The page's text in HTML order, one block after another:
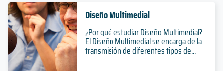
Diseño Multimedial
¿Por qué estudiar Diseño Multimedial?
El Diseño Multimedial se encarga de la
transmisión de diferentes tipos de...